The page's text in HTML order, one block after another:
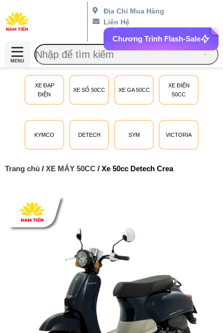
Địa Chỉ Mua Hàng
Liên Hệ
Chương Trình Flash-Sale
MENU
XE ĐẠP
ĐIỆN
XE SỐ 50CC XE GA 50CC
XE ĐIỆN
50CC
KYMCO DETECH SYM VICTORIA
Trang chủ / XE MÁY 50CC / Xe 50cc Detech Crea